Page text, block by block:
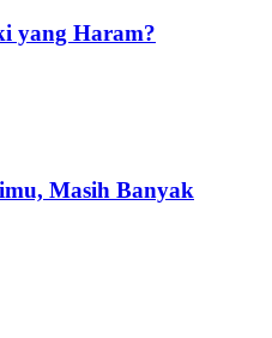
yang Haram?
Masih Banyak